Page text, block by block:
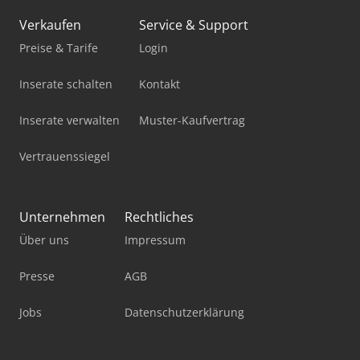
Holzkraft Vps 2251 Vr Ed
Holzkraft Vsa 38 L
Holzkraft Vsa 48 L
Panhans 680/200
Valon Kone Vk26Mx
Vollmer Cp 650
Vollmer Qxd 250
Verkaufen
Preise & Tarife
Inserate schalten
Inserate verwalten
Vertrauenssiegel
Service & Support
Login
Kontakt
Muster-Kaufvertrag
Unternehmen
Über uns
Presse
Jobs
Rechtliches
Impressum
AGB
Datenschutzerklärung